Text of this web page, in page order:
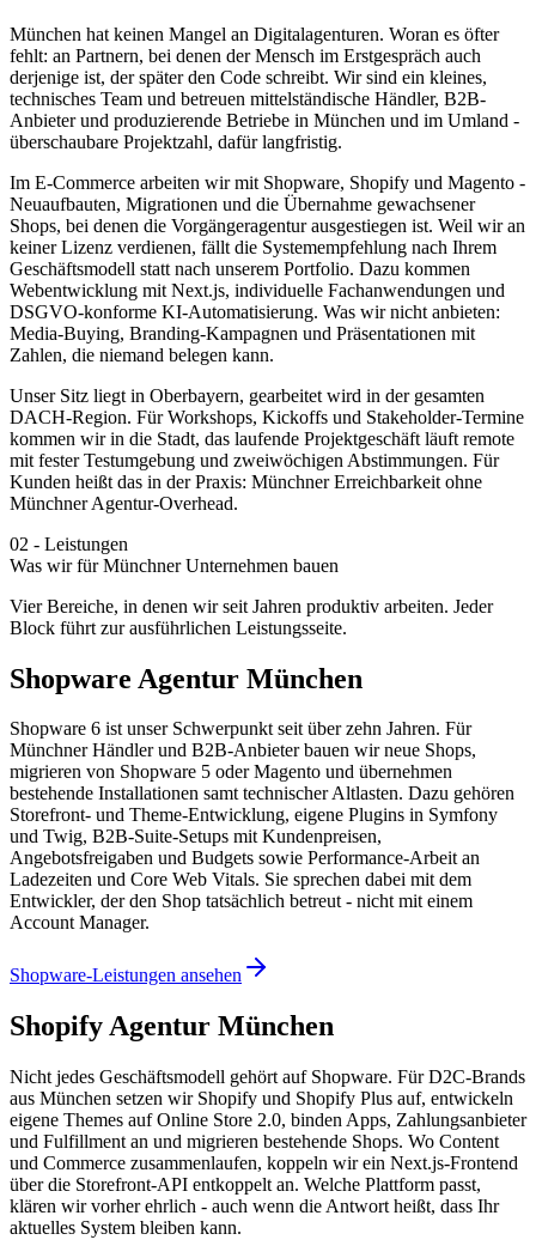
München hat keinen Mangel an Digitalagenturen. Woran es öfter
fehlt: an Partnern, bei denen der Mensch im Erstgespräch auch
derjenige ist, der später den Code schreibt. Wir sind ein kleines,
technisches Team und betreuen mittelständische Händler, B2B-
Anbieter und produzierende Betriebe in München und im Umland -
überschaubare Projektzahl, dafür langfristig.
Im E-Commerce arbeiten wir mit Shopware, Shopify und Magento -
Neuaufbauten, Migrationen und die Übernahme gewachsener
Shops, bei denen die Vorgängeragentur ausgestiegen ist. Weil wir an
keiner Lizenz verdienen, fällt die Systemempfehlung nach Ihrem
Geschäftsmodell statt nach unserem Portfolio. Dazu kommen
Webentwicklung mit Next.js, individuelle Fachanwendungen und
DSGVO-konforme KI-Automatisierung. Was wir nicht anbieten:
Media-Buying, Branding-Kampagnen und Präsentationen mit
Zahlen, die niemand belegen kann.
Unser Sitz liegt in Oberbayern, gearbeitet wird in der gesamten
DACH-Region. Für Workshops, Kickoffs und Stakeholder-Termine
kommen wir in die Stadt, das laufende Projektgeschäft läuft remote
mit fester Testumgebung und zweiwöchigen Abstimmungen. Für
Kunden heißt das in der Praxis: Münchner Erreichbarkeit ohne
Münchner Agentur-Overhead.
02 - Leistungen
Was wir für Münchner Unternehmen bauen
Vier Bereiche, in denen wir seit Jahren produktiv arbeiten. Jeder
Block führt zur ausführlichen Leistungsseite.
Shopware Agentur München
Shopware 6 ist unser Schwerpunkt seit über zehn Jahren. Für
Münchner Händler und B2B-Anbieter bauen wir neue Shops,
migrieren von Shopware 5 oder Magento und übernehmen
bestehende Installationen samt technischer Altlasten. Dazu gehören
Storefront- und Theme-Entwicklung, eigene Plugins in Symfony
und Twig, B2B-Suite-Setups mit Kundenpreisen,
Angebotsfreigaben und Budgets sowie Performance-Arbeit an
Ladezeiten und Core Web Vitals. Sie sprechen dabei mit dem
Entwickler, der den Shop tatsächlich betreut - nicht mit einem
Account Manager.
Shopware-Leistungen ansehen
Shopify Agentur München
Nicht jedes Geschäftsmodell gehört auf Shopware. Für D2C-Brands
aus München setzen wir Shopify und Shopify Plus auf, entwickeln
eigene Themes auf Online Store 2.0, binden Apps, Zahlungsanbieter
und Fulfillment an und migrieren bestehende Shops. Wo Content
und Commerce zusammenlaufen, koppeln wir ein Next.js-Frontend
über die Storefront-API entkoppelt an. Welche Plattform passt,
klären wir vorher ehrlich - auch wenn die Antwort heißt, dass Ihr
aktuelles System bleiben kann.